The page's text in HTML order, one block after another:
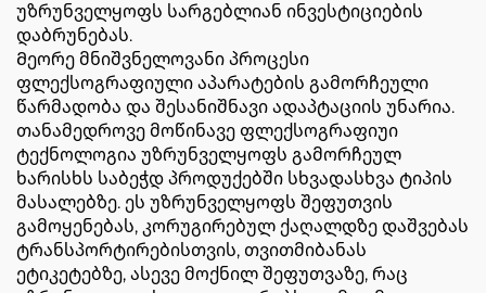
უზრუნველყოფს სარგებლიან ინვესტიციების
დაბრუნებას.
Მეორე მნიშვნელოვანი პროცესი
ფლექსოგრაფიული აპარატების გამორჩეული
წარმადობა და შესანიშნავი ადაპტაციის უნარია.
თანამედროვე მოწინავე ფლექსოგრაფიუი
ტექნოლოგია უზრუნველყოფს გამორჩეულ
ხარისხს საბეჭდ პროდუქებში სხვადასხვა ტიპის
მასალებზე. ეს უზრუნველყოფს შეფუთვის
გამოყენებას, კორუგირებულ ქაღალდზე დაშვებას
ტრანსპორტირებისთვის, თვითმიბანას
ეტიკეტებზე, ასევე მოქნილ შეფუთვაზე, რაც